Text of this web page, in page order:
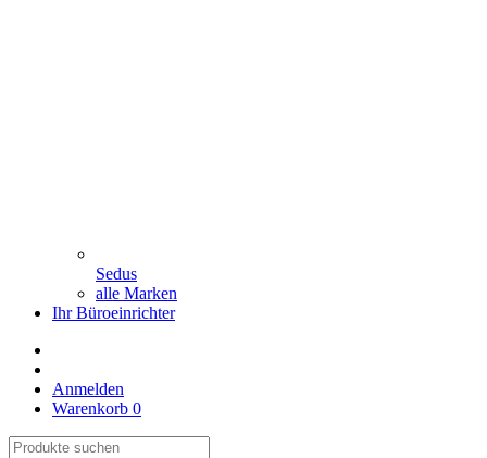
Sedus
alle Marken
Ihr Büroeinrichter
Anmelden
Warenkorb 0